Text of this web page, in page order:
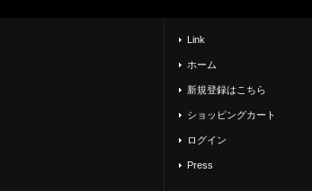
Link
ホーム
新規登録はこちら
ショッピングカート
ログイン
Press